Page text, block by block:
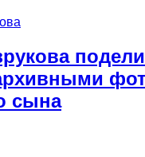
сына